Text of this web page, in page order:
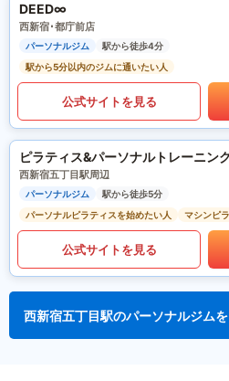
DEED∞
西新宿･都庁前店
パーソナルジム
駅から徒歩4分
駅から5分以内のジムに通いたい人
公式サイトを見る
ピラティス&パーソナルトレーニン
西新宿五丁目駅周辺
パーソナルジム
駅から徒歩5分
パーソナルピラティスを始めたい人
マシンピ
公式サイトを見る
西新宿五丁目駅のパーソナルジム